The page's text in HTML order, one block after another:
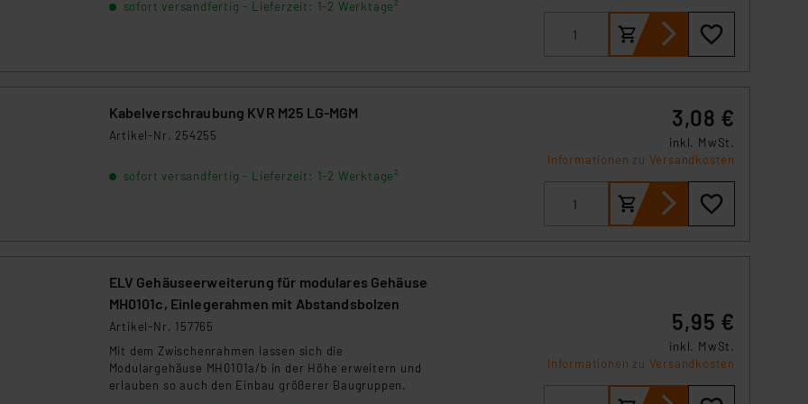
der EU. Dies bedeutet, dass die USA als Land mit unzureichendem
sofort versandfertig - Lieferzeit: 1-2 Werktage²
Kabelverschraubung KVR M25 LG-MGM
Artikel-Nr. 254255
sofort versandfertig - Lieferzeit: 1-2 Werktage²
3,08 €
inkl. MwSt.
Informationen zu Versandkosten
ELV Gehäuseerweiterung für modulares Gehäuse
MH0101c, Einlegerahmen mit Abstandsbolzen
Artikel-Nr. 157765
Mit dem Zwischenrahmen lassen sich die
Modulargehäuse MH0101a/b in der Höhe erweitern und
erlauben so auch den Einbau größerer Baugruppen.
5,95 €
inkl. MwSt.
Informationen zu Versandkosten